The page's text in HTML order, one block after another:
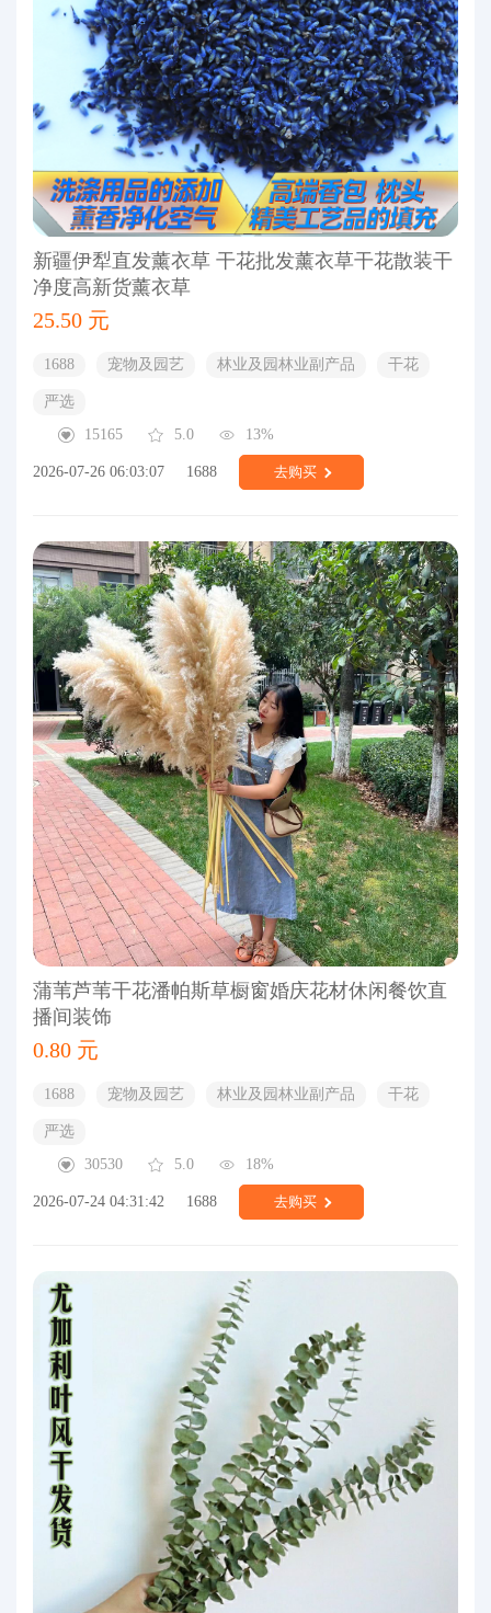
新疆伊犁直发薰衣草 干花批发薰衣草干花散装干
净度高新货薰衣草
25.50 元
1688 宠物及园艺 林业及园林业副产品 干花
严选
15165
5.0 13%
2026-07-26 06:03:07 1688 去购买
蒲苇芦苇干花潘帕斯草橱窗婚庆花材休闲餐饮直
播间装饰
0.80 元
1688 宠物及园艺 林业及园林业副产品 干花
严选
30530
5.0 18%
2026-07-24 04:31:42 1688 去购买